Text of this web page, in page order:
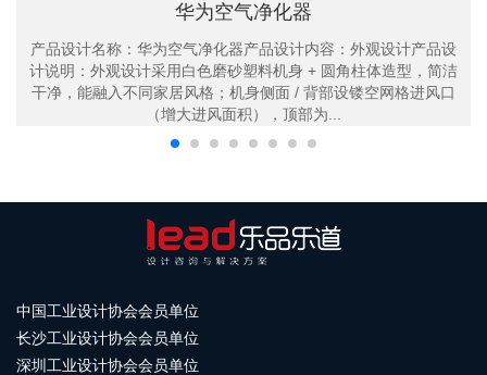
华为空气净化器
产品设计名称：华为空气净化器产品设计内容：外观设计产品设
计说明：外观设计采用白色磨砂塑料机身 + 圆角柱体造型，简洁
干净，能融入不同家居风格；机身侧面 / 背部设镂空网格进风口
（增大进风面积），顶部为...
中国工业设计协会会员单位
长沙工业设计协会会员单位
深圳工业设计协会会员单位